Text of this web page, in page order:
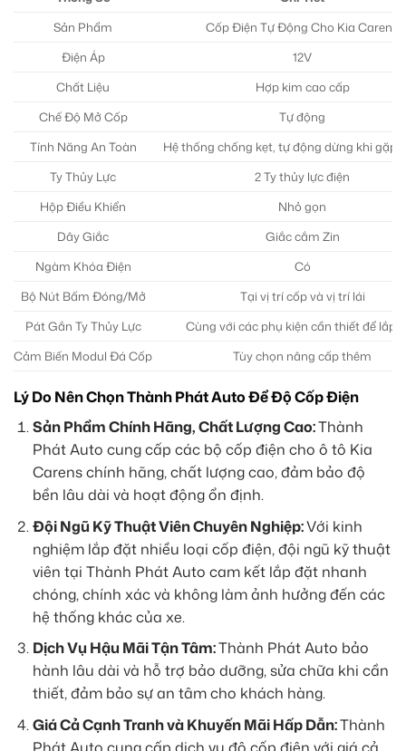
Sản Phẩm
Cốp Điện Tự Động Cho Kia Carens
Điện Áp
12V
Chất Liệu
Hợp kim cao cấp
Chế Độ Mở Cốp
Tự động
Tính Năng An Toàn
Hệ thống chống kẹt, tự động dừng khi gặp
Ty Thủy Lực
2 Ty thủy lực điện
Hộp Điều Khiển
Nhỏ gọn
Dây Giắc
Giắc cắm Zin
Ngàm Khóa Điện
Có
Bộ Nút Bấm Đóng/Mở
Tại vị trí cốp và vị trí lái
Pát Gắn Ty Thủy Lực
Cùng với các phụ kiện cần thiết để lắp
Cảm Biến Modul Đá Cốp
Tùy chọn nâng cấp thêm
Lý Do Nên Chọn Thành Phát Auto Để Độ Cốp Điện
Sản Phẩm Chính Hãng, Chất Lượng Cao:Thành
Phát Auto cung cấp các bộ cốp điện cho ô tô Kia
Carens chính hãng, chất lượng cao, đảm bảo độ
bền lâu dài và hoạt động ổn định.
Đội Ngũ Kỹ Thuật Viên Chuyên Nghiệp:Với kinh
nghiệm lắp đặt nhiều loại cốp điện, đội ngũ kỹ thuật
viên tại Thành Phát Auto cam kết lắp đặt nhanh
chóng, chính xác và không làm ảnh hưởng đến các
hệ thống khác của xe.
Dịch Vụ Hậu Mãi Tận Tâm:Thành Phát Auto bảo
hành lâu dài và hỗ trợ bảo dưỡng, sửa chữa khi cần
thiết, đảm bảo sự an tâm cho khách hàng.
Giá Cả Cạnh Tranh và Khuyến Mãi Hấp Dẫn:Thành